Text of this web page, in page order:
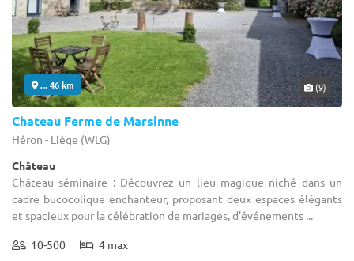
... 46 km (9)
Chateau Ferme de Marsinne
Héron - Liège (WLG)
Château
Château séminaire : Découvrez un lieu magique niché dans un
cadre bucocolique enchanteur, proposant deux espaces élégants
et spacieux pour la célébration de mariages, d'événements ...
10-500 4 max